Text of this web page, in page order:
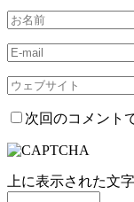
次回のコメント
上に表示された文